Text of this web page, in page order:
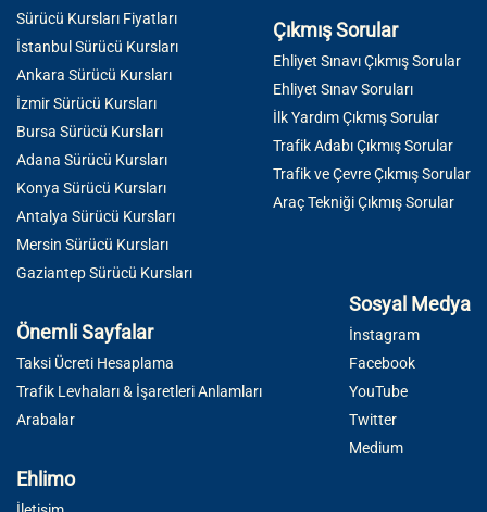
Sürücü Kursları Fiyatları
İstanbul Sürücü Kursları
Ankara Sürücü Kursları
İzmir Sürücü Kursları
Bursa Sürücü Kursları
Adana Sürücü Kursları
Konya Sürücü Kursları
Antalya Sürücü Kursları
Mersin Sürücü Kursları
Gaziantep Sürücü Kursları
Çıkmış Sorular
Ehliyet Sınavı Çıkmış Sorular
Ehliyet Sınav Soruları
İlk Yardım Çıkmış Sorular
Trafik Adabı Çıkmış Sorular
Trafik ve Çevre Çıkmış Sorular
Araç Tekniği Çıkmış Sorular
Önemli Sayfalar
Taksi Ücreti Hesaplama
Trafik Levhaları & İşaretleri Anlamları
Arabalar
Sosyal Medya
İnstagram
Facebook
YouTube
Twitter
Medium
Ehlimo